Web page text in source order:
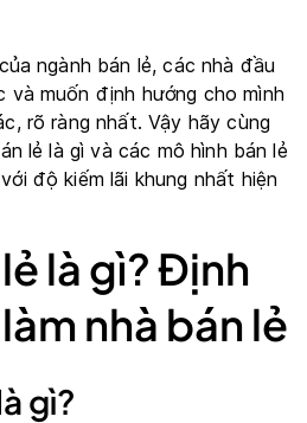
ngành bán lẻ, các nhà đầu
và muốn định hướng cho mình
rõ ràng nhất. Vậy hãy cùng
lẻ là gì và các mô hình bán lẻ
độ kiếm lãi khung nhất hiện
là gì? Định
nhà bán lẻ
gì?